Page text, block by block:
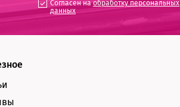
Согласен наобработку персональных
данных